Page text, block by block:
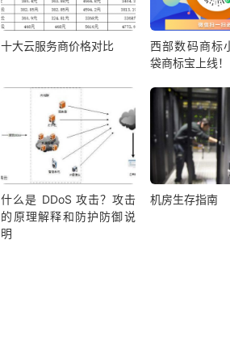
十大云服务商价格对比
西部数码商标
袋商标宝上线！
什么是 DDoS 攻击？攻击
的原理解释和防护防御说
明
机房生存指南